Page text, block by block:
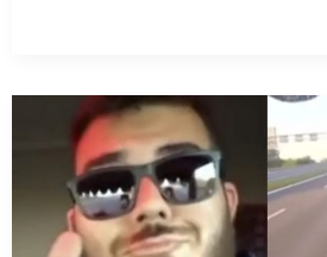
snelweg:
Normaalste
zaak
van
de
wereld!